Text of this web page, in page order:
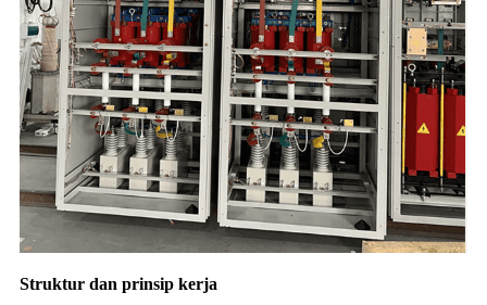
Struktur dan prinsip kerja